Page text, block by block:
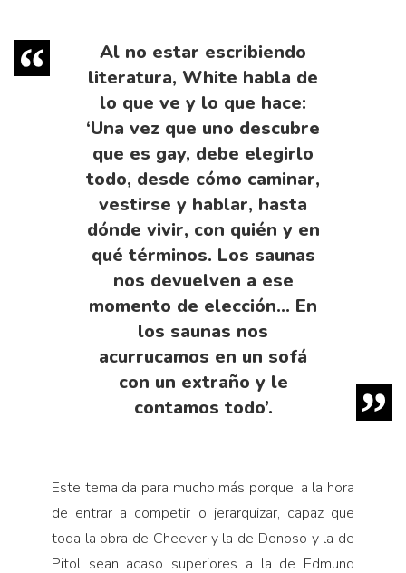
Al no estar escri­biendo
literatura, White habla de
lo que ve y lo que hace:
‘Una vez que uno descubre
que es gay, debe elegirlo
todo, desde cómo caminar,
vestirse y hablar, hasta
dónde vivir, con quién y en
qué términos. Los saunas
nos devuelven a ese
momento de elección… En
los saunas nos
acurrucamos en un sofá
con un extraño y le
contamos todo’.
Este tema da para mucho más porque, a la hora
de entrar a competir o jerarquizar, capaz que
toda la obra de Cheever y la de Donoso y la de
Pitol sean acaso superiores a la de Edmund